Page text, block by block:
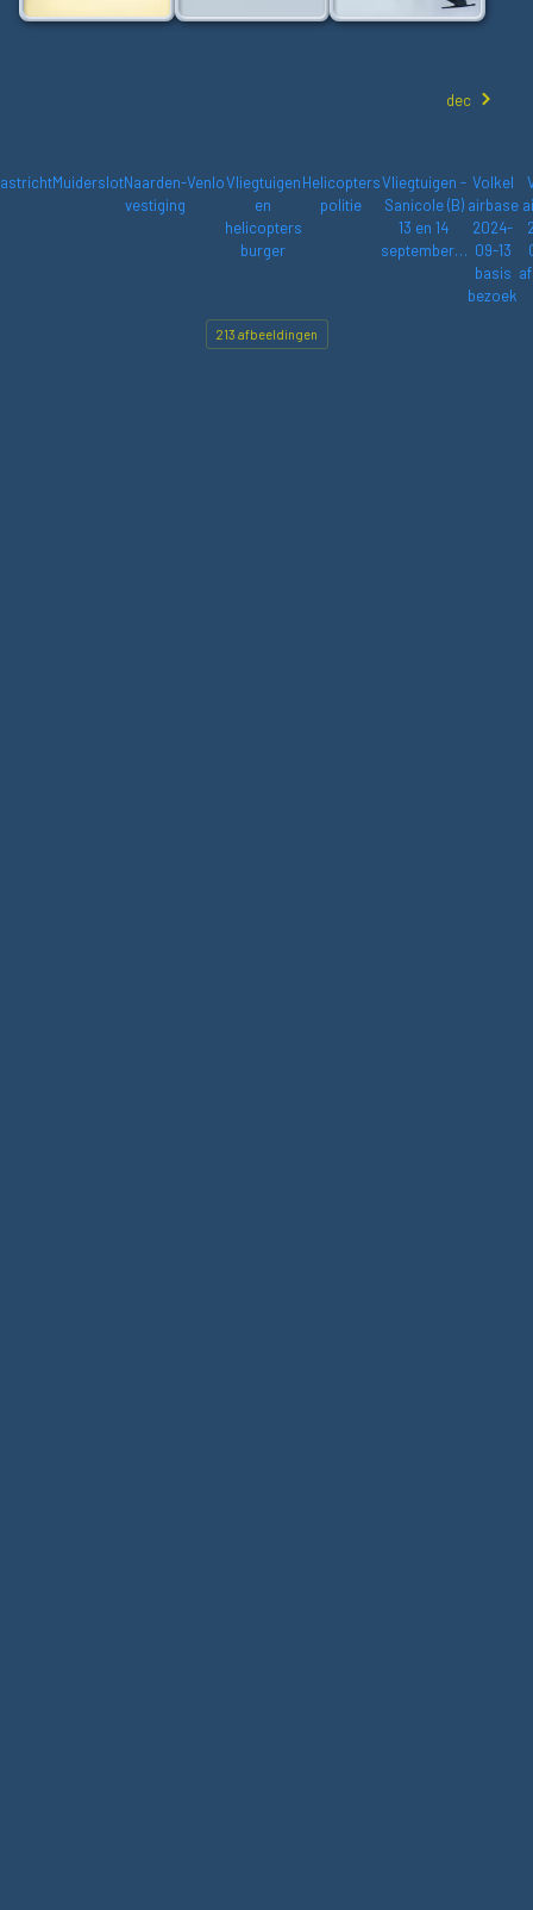
dec
MuiderslotNaarden-
vestiging
VenloVliegtuigen
en
helicopters
burger
Helicopters
politie
Vliegtuigen -
Sanicole (B)
13 en 14
september…
Volkel
airbase
2024-
09-13
basis
bezoek
213 afbeeldingen